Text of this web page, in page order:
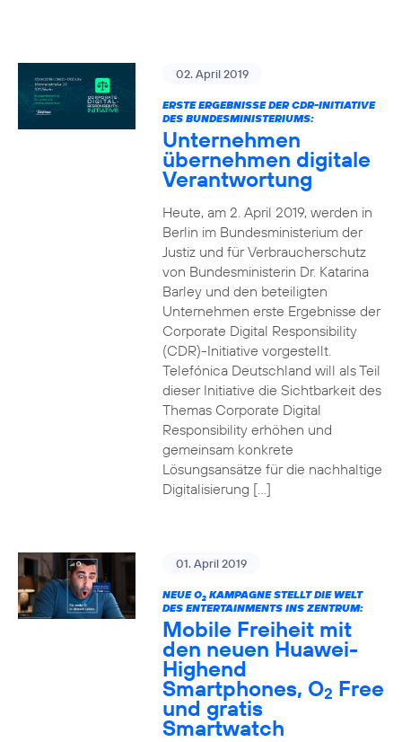
02. April 2019
ERSTE ERGEBNISSE DER CDR-INITIATIVE
DES BUNDESMINISTERIUMS:
Unternehmen
übernehmen digitale
Verantwortung
Heute, am 2. April 2019, werden in
Berlin im Bundesministerium der
Justiz und für Verbraucherschutz
von Bundesministerin Dr. Katarina
Barley und den beteiligten
Unternehmen erste Ergebnisse der
Corporate Digital Responsibility
(CDR)-Initiative vorgestellt.
Telefónica Deutschland will als Teil
dieser Initiative die Sichtbarkeit des
Themas Corporate Digital
Responsibility erhöhen und
gemeinsam konkrete
Lösungsansätze für die nachhaltige
Digitalisierung […]
01. April 2019
NEUE O2KAMPAGNE STELLT DIE WELT
DES ENTERTAINMENTS INS ZENTRUM:
Mobile Freiheit mit
den neuen Huawei-
Highend
Smartphones, O2 Free
und gratis
Smartwatch